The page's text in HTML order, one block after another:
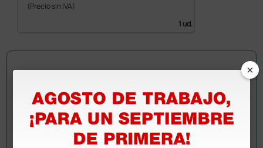
(Precio sin IVA)
1 ud.
×